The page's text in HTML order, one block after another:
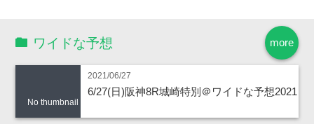
more
ワイドな予想
No thumbnail
2021/06/27
6/27(日)阪神8R城崎特別＠ワイドな予想2021